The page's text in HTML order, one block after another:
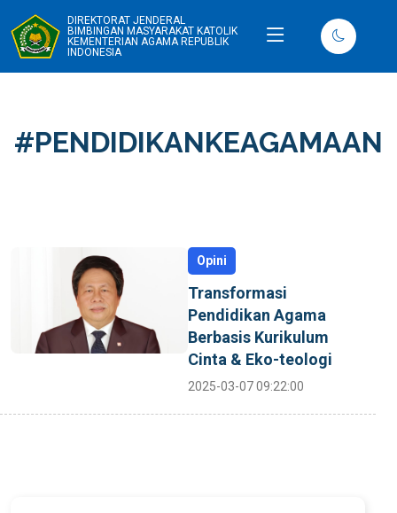
DIREKTORAT JENDERAL
BIMBINGAN MASYARAKAT KATOLIK
KEMENTERIAN AGAMA REPUBLIK
INDONESIA
#PENDIDIKANKEAGAMAAN
Opini
Transformasi
Pendidikan Agama
Berbasis Kurikulum
Cinta & Eko-teologi
2025-03-07 09:22:00